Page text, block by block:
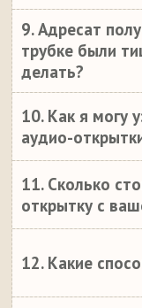
9. Адресат
трубке были
делать?
10. Как я могу
аудио-
11. Сколько
открытку с
12. Какие